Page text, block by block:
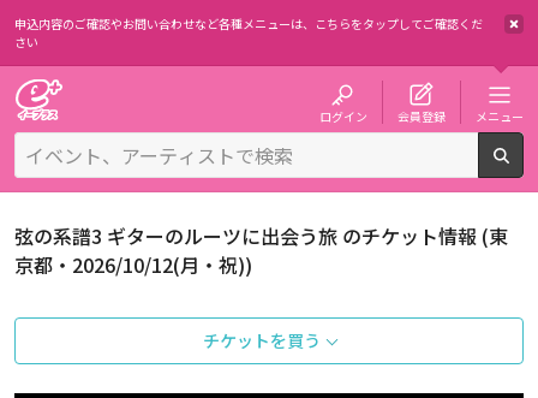
申込内容のご確認やお問い合わせなど各種メニューは、 こちらをタップしてご確認くだ
さい
ログイン 会員登録 メニュー
弦の系譜3 ギターのルーツに出会う旅 のチケット情報 (東
京都・2026/10/12(月・祝))
チケットを買う